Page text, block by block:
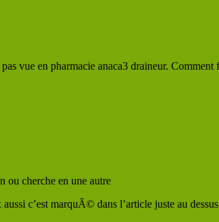
vue en pharmacie anaca3 draineur.
ou cherche en une autre
c’est marquÃ© dans l’article juste au dessus